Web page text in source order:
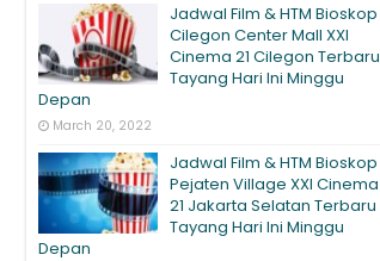
Jadwal Film & HTM Bioskop
Cilegon Center Mall XXI
Cinema 21 Cilegon Terbaru
Tayang Hari Ini Minggu
Depan
March 20, 2022
Jadwal Film & HTM Bioskop
Pejaten Village XXI Cinema
21 Jakarta Selatan Terbaru
Tayang Hari Ini Minggu
Depan